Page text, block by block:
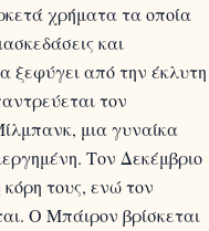
χρήματα τα οποία
και
ξεφύγει από την έκλυτη
τον
μια γυναίκα
Τον Δεκέμβριο
κόρη τους, ενώ τον
Ο Μπάιρον βρίσκεται